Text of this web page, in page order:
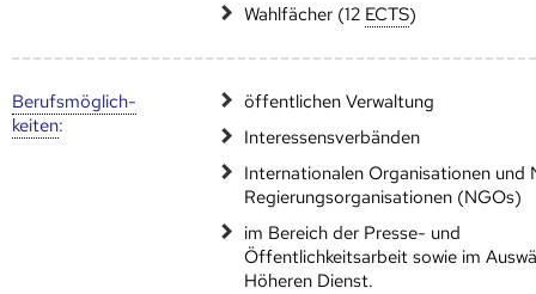
Wahlfächer (12 ECTS)
Berufs­möglich­
keiten:
öffentlichen Verwaltung
Interessensverbänden
Internationalen Organisationen und
Regierungsorganisationen (NGOs)
im Bereich der Presse- und
Öffentlichkeitsarbeit sowie im
Höheren Dienst.